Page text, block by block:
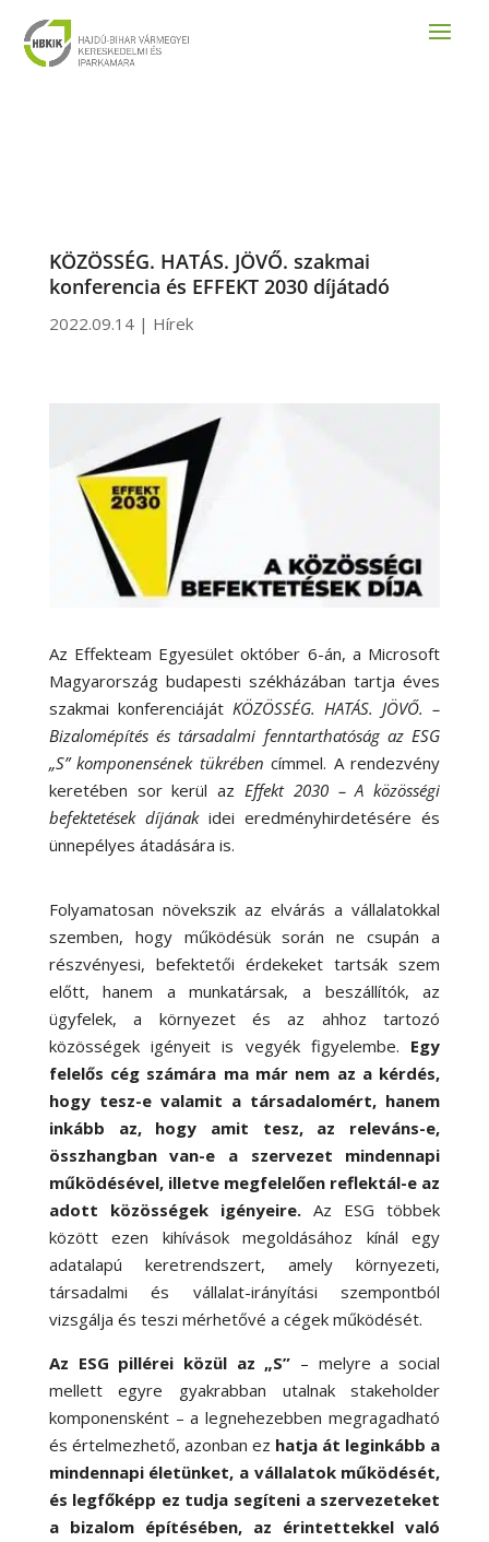
KÖZÖSSÉG. HATÁS. JÖVŐ. szakmai
konferencia és EFFEKT 2030 díjátadó
2022.09.14| Hírek
Az Effekteam Egyesület október 6-án, a Microsoft
Magyarország budapesti székházában tartja éves
szakmai konferenciáját KÖZÖSSÉG. HATÁS. JÖVŐ. –
Bizalomépítés és társadalmi fenntarthatóság az ESG
„S” komponensének tükrébencímmel. A rendezvény
keretében sor kerül az Effekt 2030 – A közösségi
befektetések díjának idei eredményhirdetésére és
ünnepélyes átadására is.
Folyamatosan növekszik az elvárás a vállalatokkal
szemben, hogy működésük során ne csupán a
részvényesi, befektetői érdekeket tartsák szem
előtt, hanem a munkatársak, a beszállítók, az
ügyfelek, a környezet és az ahhoz tartozó
közösségek igényeit is vegyék figyelembe. Egy
felelős cég számára ma már nem az a kérdés,
hogy tesz-e valamit a társadalomért, hanem
inkább az, hogy amit tesz, az releváns-e,
összhangban van-e a szervezet mindennapi
működésével, illetve megfelelően reflektál-e az
adott közösségek igényeire.Az ESG többek
között ezen kihívások megoldásához kínál egy
adatalapú keretrendszert, amely környezeti,
társadalmi és vállalat-irányítási szempontból
vizsgálja és teszi mérhetővé a cégek működését.
Az ESG pillérei közül az „S” – melyre a social
mellett egyre gyakrabban utalnak stakeholder
komponensként – a legnehezebben megragadható
és értelmezhető, azonban ez hatja át leginkább a
mindennapi életünket, a vállalatok működését,
és legfőképp ez tudja segíteni a szervezeteket
a bizalom építésében, az érintettekkel való